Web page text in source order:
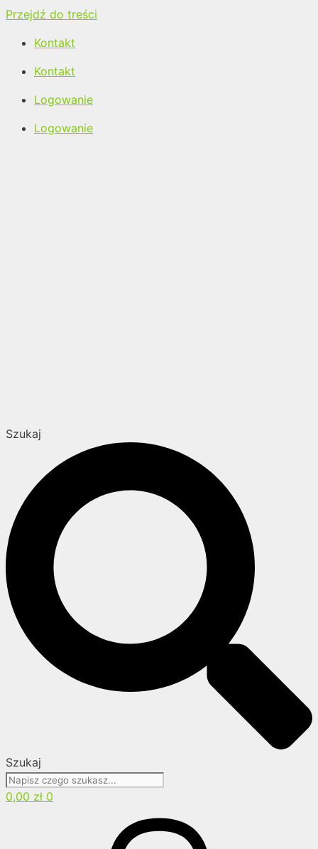
Przejdź do treści
Kontakt
Kontakt
Logowanie
Logowanie
Szukaj
Szukaj
0,00 zł 0